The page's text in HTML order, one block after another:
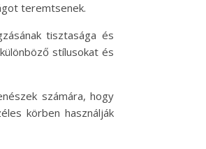
teremtsenek.
tisztasága és
stílusokat és
számára, hogy
körben használják